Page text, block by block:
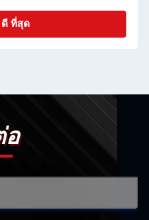
ดี ที่สุด
อ